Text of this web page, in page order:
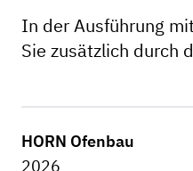
In der Ausführung
Sie zusätzlich durch
HORN Ofenbau
2026